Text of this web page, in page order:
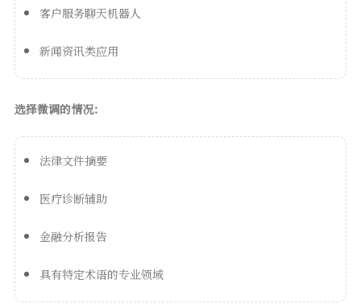
客户服务聊天机器人
新闻资讯类应用
选择微调的情况：
法律文件摘要
医疗诊断辅助
金融分析报告
具有特定术语的专业领域